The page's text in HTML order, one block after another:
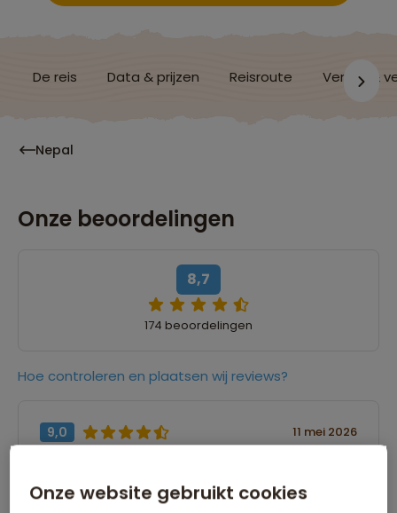
De reis Data & prijzen Reisroute Verblijf &
Nepal
Onze beoordelingen
8,7
174 beoordelingen
Hoe controleren en plaatsen wij reviews?
9,0 11 mei 2026
“Er is geen omschrijving ingevuld”
Onze website gebruikt cookies